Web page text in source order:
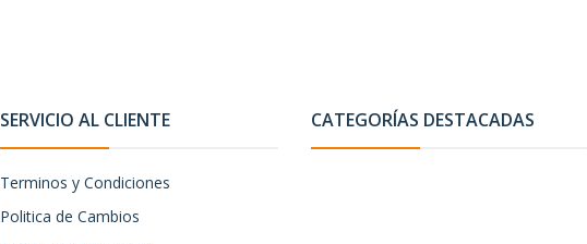
SERVICIO AL CLIENTE
Terminos y Condiciones
Politica de Cambios
CATEGORÍAS DESTACADAS